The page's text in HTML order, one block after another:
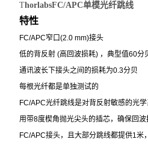
ThorlabsFC/APC单模光纤跳线
特性
FC/APC窄口(2.0 mm)接头
低的背反射 (高回波损耗) ，典型值60分
通讯波长下接头之间的损耗为0.3分贝
每根光纤都是单独测试的
FC/APC光纤跳线是对背反射敏感的光
用带8度楔角抛光尖头的插芯，确保回
FC/APC接头，且大部分跳线都提供1米